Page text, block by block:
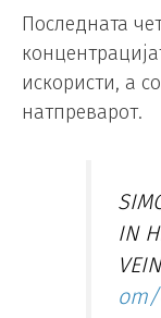
Последната
искористи, а
натпреварот.
IN
om/